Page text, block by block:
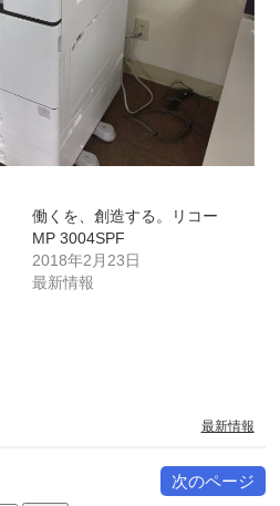
働くを、創造する。リコー
MP 3004SPF
2018年2月23日
最新情報
最新情報
次のページ